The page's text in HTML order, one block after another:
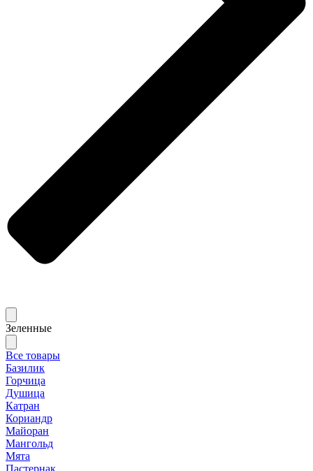
Зеленные
Все товары
Базилик
Горчица
Душица
Катран
Кориандр
Майоран
Мангольд
Мята